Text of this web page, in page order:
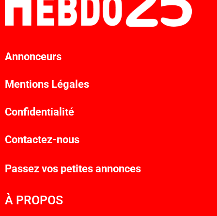
Annonceurs
Mentions Légales
Confidentialité
Contactez-nous
Passez vos petites annonces
À PROPOS